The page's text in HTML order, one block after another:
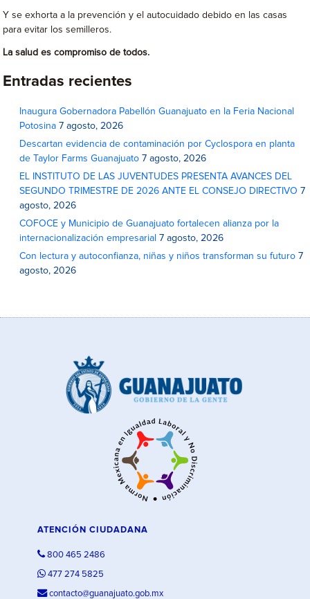
Y se exhorta a la prevención y el autocuidado debido en las casas
para evitar los semilleros.
La salud es compromiso de todos.
Entradas recientes
Inaugura Gobernadora Pabellón Guanajuato en la Feria Nacional
Potosina 7 agosto, 2026
Descartan evidencia de contaminación por Cyclospora en planta
de Taylor Farms Guanajuato 7 agosto, 2026
EL INSTITUTO DE LAS JUVENTUDES PRESENTA AVANCES DEL
SEGUNDO TRIMESTRE DE 2026 ANTE EL CONSEJO DIRECTIVO 7
agosto, 2026
COFOCE y Municipio de Guanajuato fortalecen alianza por la
internacionalización empresarial 7 agosto, 2026
Con lectura y autoconfianza, niñas y niños transforman su futuro 7
agosto, 2026
ATENCIÓN CIUDADANA
800 465 2486
477 274 5825
contacto@guanajuato.gob.mx